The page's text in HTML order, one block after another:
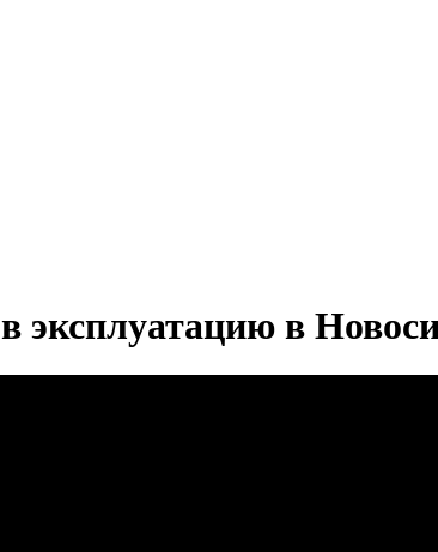
эксплуатацию в